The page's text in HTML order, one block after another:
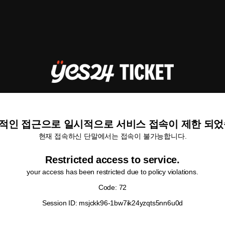
인 접근으로 일시적으로 서비스 접속이 제한 되
현재 접속하신 단말에서는 접속이 불가능합니다.
Restricted access to service.
your access has been restricted due to policy violations.
Code: 72
Session ID: msjckk96-1bw7ik24yzqts5nn6u0d